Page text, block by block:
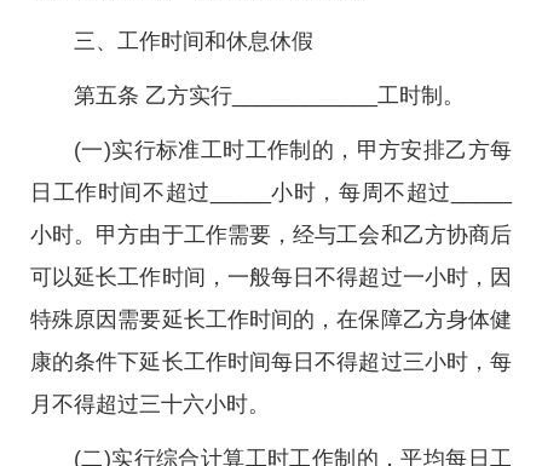
三、工作时间和休息休假
第五条 乙方实行____________工时制。
(一)实行标准工时工作制的，甲方安排乙方每
日工作时间不超过_____小时，每周不超过_____
小时。甲方由于工作需要，经与工会和乙方协商后
可以延长工作时间，一般每日不得超过一小时，因
特殊原因需要延长工作时间的，在保障乙方身体健
康的条件下延长工作时间每日不得超过三小时，每
月不得超过三十六小时。
(二)实行综合计算工时工作制的，平均每日工